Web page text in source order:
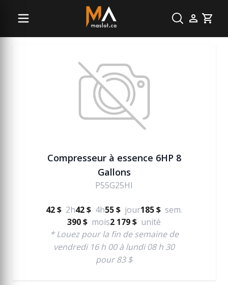
Cart
Pneumatique (air)
Compresseur à essence 6HP 8
Gallons
P55G25HI
42 $ 2h42 $ 4h55 $ jour185 $ sem.
390 $ mois2 179 $ unité
* Louez pour la fin de semaine de
vendredi 16 h 00 à lundi 08 h 30
pour 83 $